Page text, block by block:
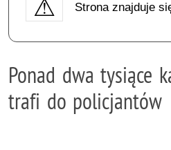
Strona znajduje
Ponad dwa tysiące
trafi do policjantów